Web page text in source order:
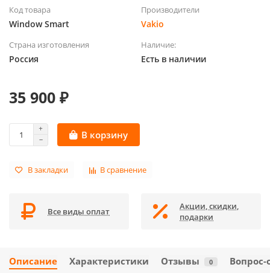
Код товара
Window Smart
Производители
Vakio
Страна изготовления
Россия
Наличие:
Есть в наличии
35 900 ₽
В корзину
В закладки В сравнение
Все виды оплат
Акции, скидки,
подарки
Описание Характеристики Отзывы 0 Вопрос-